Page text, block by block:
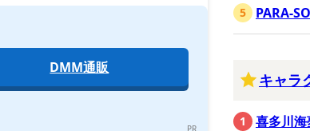
DMM通販
PARA-
キャラ
喜多川海